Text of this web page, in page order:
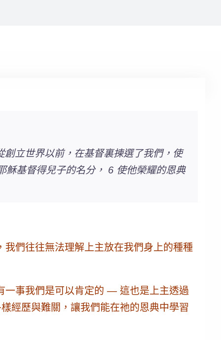
立世界以前，在基督裏揀選了我們，使
穌基督得兒子的名分， 6 使他榮耀的恩典
們往往無法理解上主放在我們身上的種種
一事我們是可以肯定的 — 這也是上主透過
經歷與難關，讓我們能在祂的恩典中學習